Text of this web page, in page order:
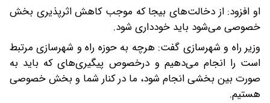
او افزود: از دخالت‌های بیجا که موجب کاهش اثرپذیری بخش
خصوصی می‌شود باید خودداری شود.
وزیر راه و شهرسازی گفت: هرچه به حوزه راه و شهرسازی مرتبط
است را انجام می‌دهیم و درخصوص پیگیری‌های که باید به
صورت بین بخشی انجام شود، ما در کنار شما و بخش خصوصی
هستیم.